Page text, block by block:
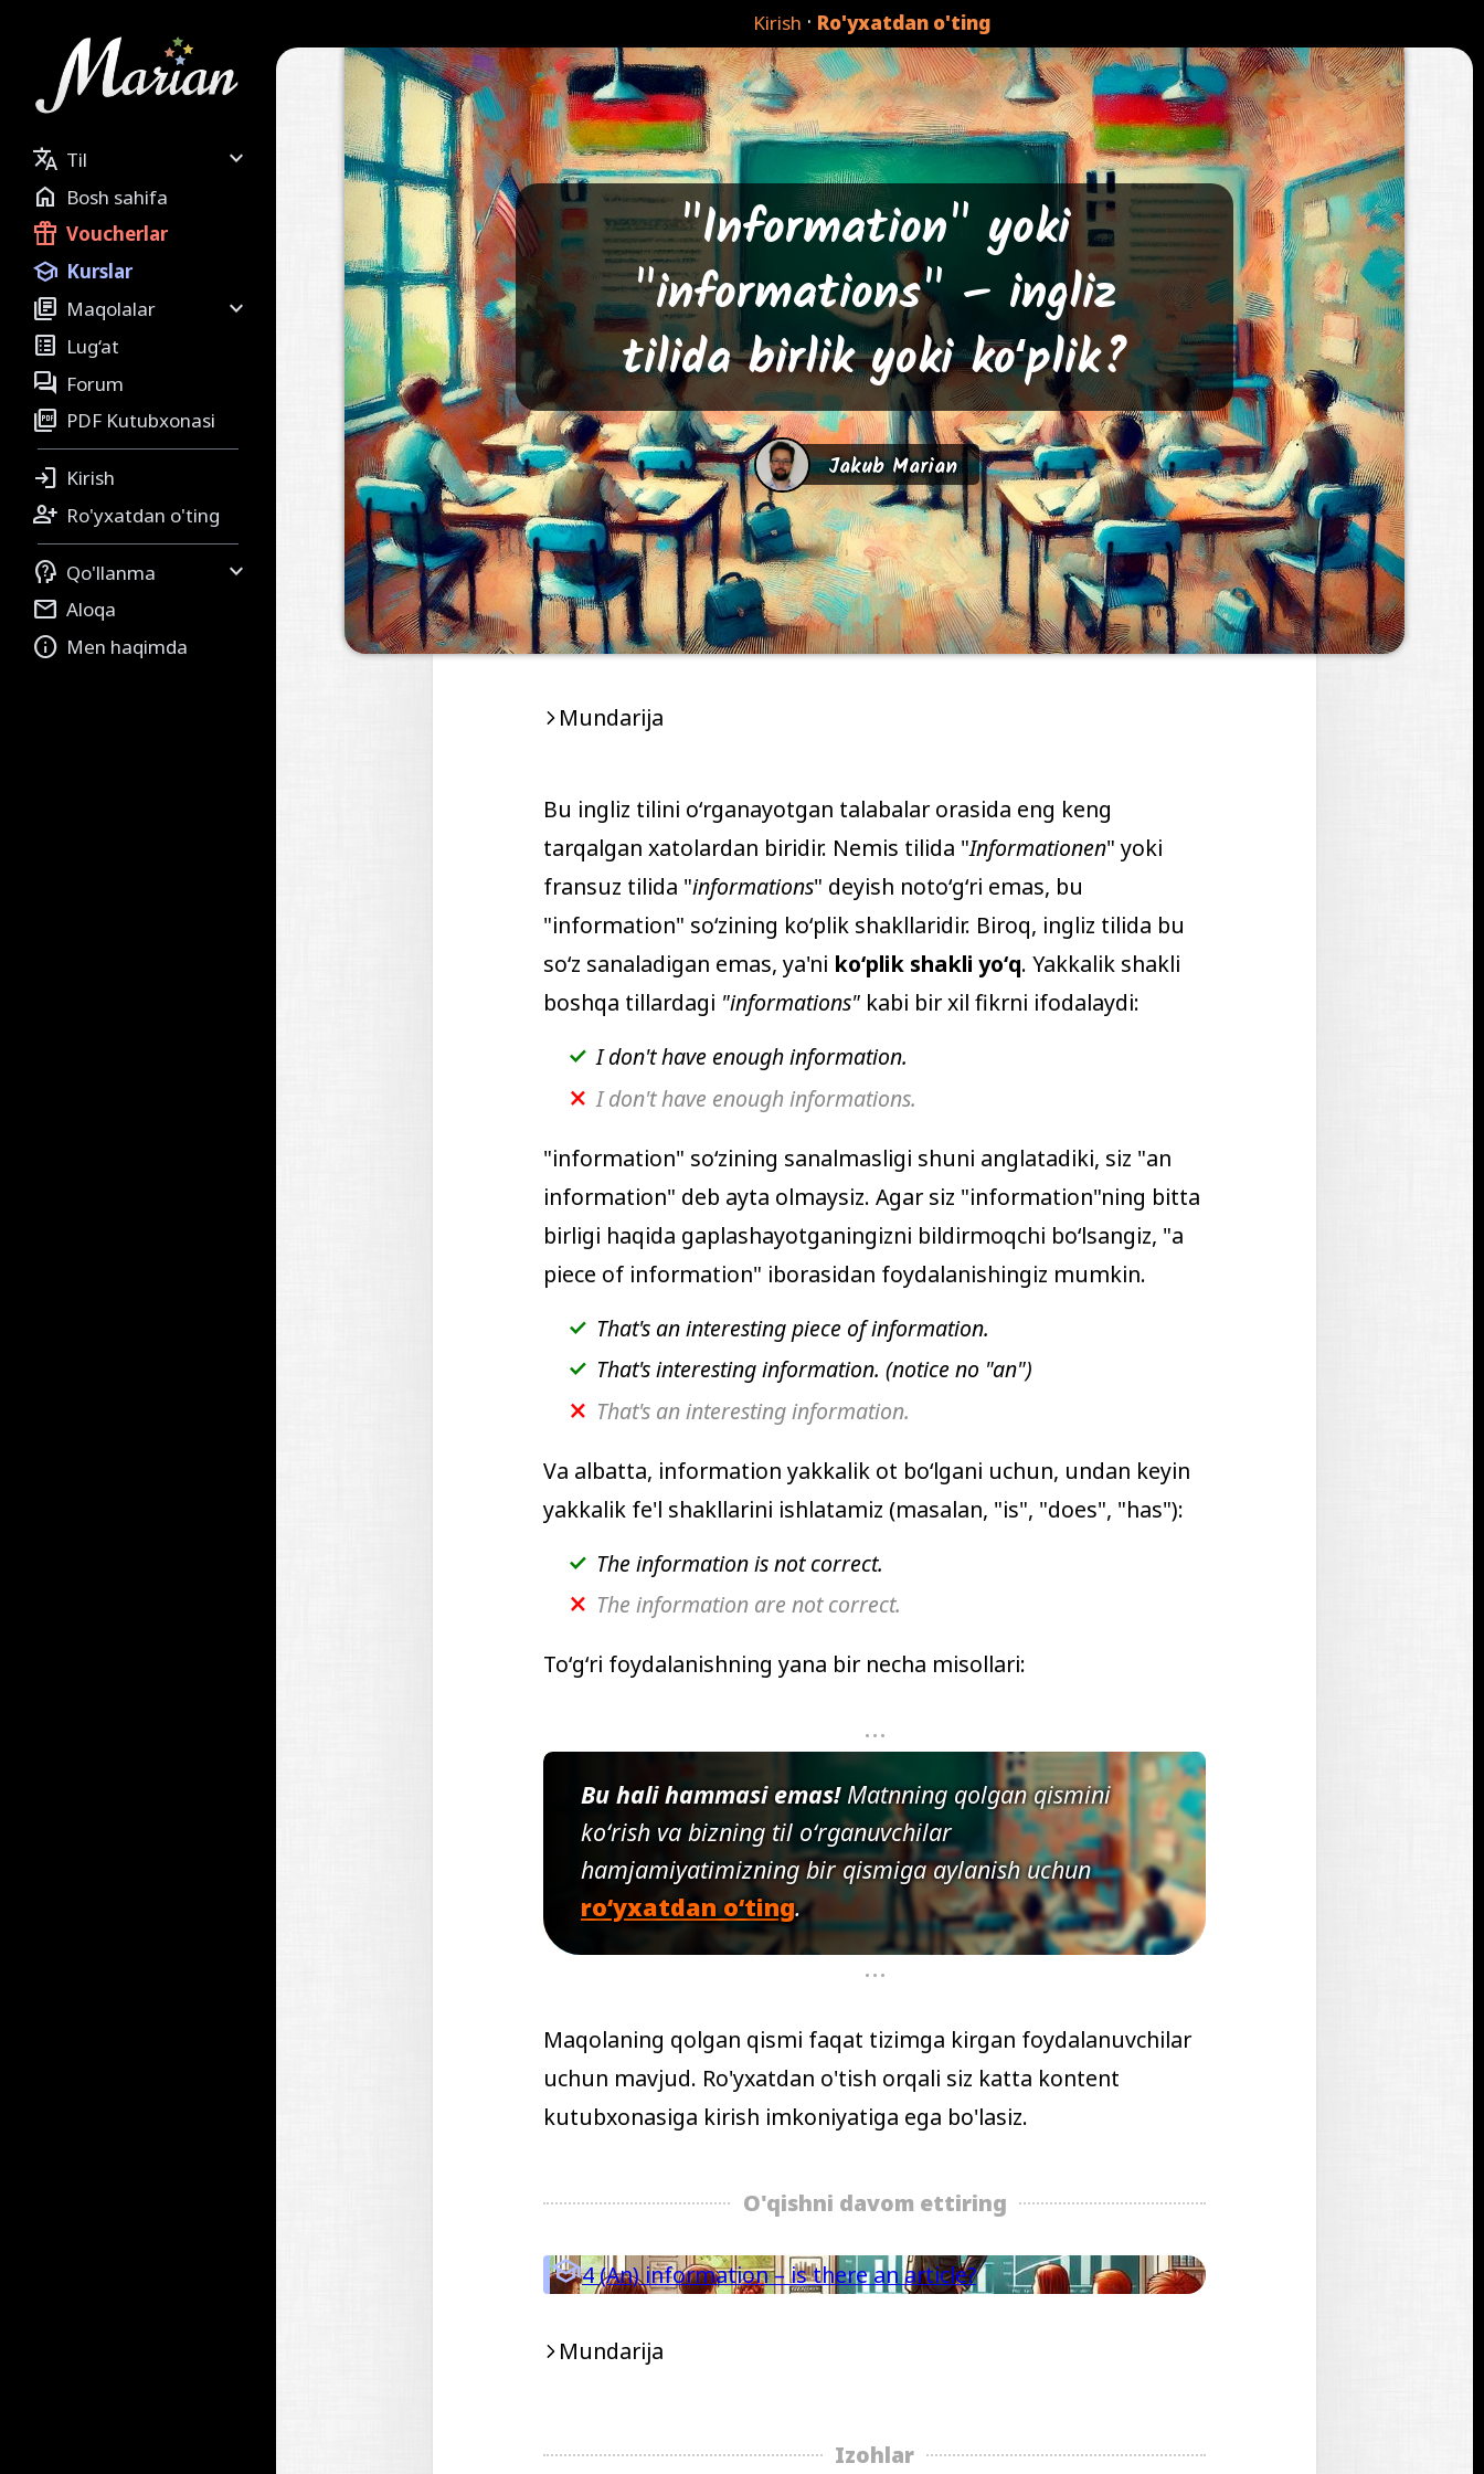
Kirish · Ro'yxatdan o'ting
 Til

 Bosh sahifa
 Voucherlar
 Kurslar
 Maqolalar

 Lug‘at
 Forum
 PDF Kutubxonasi
 Kirish
 Ro'yxatdan o'ting
 Qo'llanma

 Aloqa
 Men haqimda
"Information" yoki
"informations" – ingliz
tilida birlik yoki koʻplik?
Jakub Marian
Mundarija
Bu ingliz tilini oʻrganayotgan talabalar orasida eng keng
tarqalgan xatolardan biridir. Nemis tilida "Informationen" yoki
fransuz tilida "informations" deyish notoʻgʻri emas, bu
"information" soʻzining koʻplik shakllaridir. Biroq, ingliz tilida bu
soʻz sanaladigan emas, ya'ni koʻplik shakli yoʻq. Yakkalik shakli
boshqa tillardagi "informations" kabi bir xil fikrni ifodalaydi:
I don't have enoughinformation.
I don't have enough informations.
"information" soʻzining sanalmasligi shuni anglatadiki, siz "an
information" deb ayta olmaysiz. Agar siz "information"ning bitta
birligi haqida gaplashayotganingizni bildirmoqchi boʻlsangiz, "a
piece of information" iborasidan foydalanishingiz mumkin.
That's an interesting piece of information.
That's interesting information. (notice no "an")
That's an interesting information.
Va albatta, information yakkalik ot boʻlgani uchun, undan keyin
yakkalik fe'l shakllarini ishlatamiz (masalan, "is", "does", "has"):
The information is not correct.
The information are not correct.
Toʻgʻri foydalanishning yana bir necha misollari:
...
Bu hali hammasi emas!Matnning qolgan qismini
koʻrish va bizning til oʻrganuvchilar
hamjamiyatimizning bir qismiga aylanish uchun
roʻyxatdan oʻting.
...
Maqolaning qolgan qismi faqat tizimga kirgan foydalanuvchilar
uchun mavjud. Ro'yxatdan o'tish orqali siz katta kontent
kutubxonasiga kirish imkoniyatiga ega bo'lasiz.
O'qishni davom ettiring
4(An) information – is there an article?
Mundarija
Izohlar